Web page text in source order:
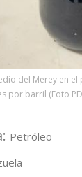
del Merey en
por barril (Foto
Petróleo